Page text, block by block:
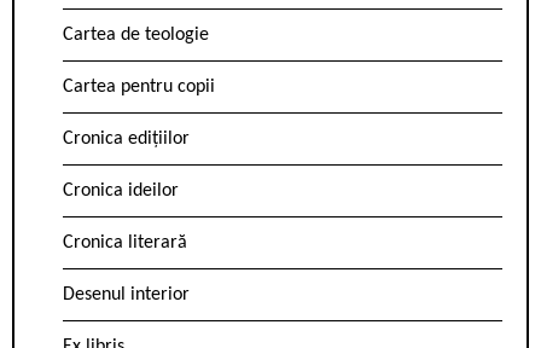
Cartea de teologie
Cartea pentru copii
Cronica edițiilor
Cronica ideilor
Cronica literară
Desenul interior